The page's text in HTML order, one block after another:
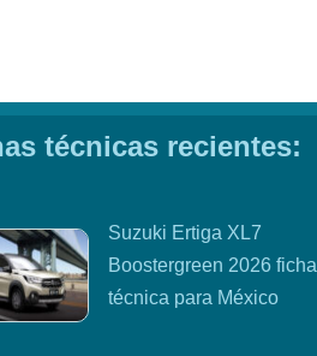
técnicas recientes:
Suzuki Ertiga XL7
Boostergreen 2026 ficha
técnica para México